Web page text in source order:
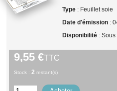
Type: Feuillet soie
Date d'émission:
Disponibilité: Sous
9,55 €TTC
Stock : 2 restant(s)